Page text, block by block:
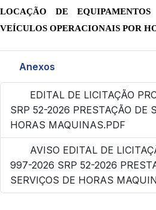
LOCAÇÃO DE EQUIPAMENTOS
VEÍCULOS OPERACIONAIS POR
Anexos
EDITAL DE LICITAÇÃO
SRP 52-2026 PRESTAÇÃO DE
HORAS MAQUINAS.PDF
AVISO EDITAL DE
997-2026 SRP 52-2026
SERVIÇOS DE HORAS